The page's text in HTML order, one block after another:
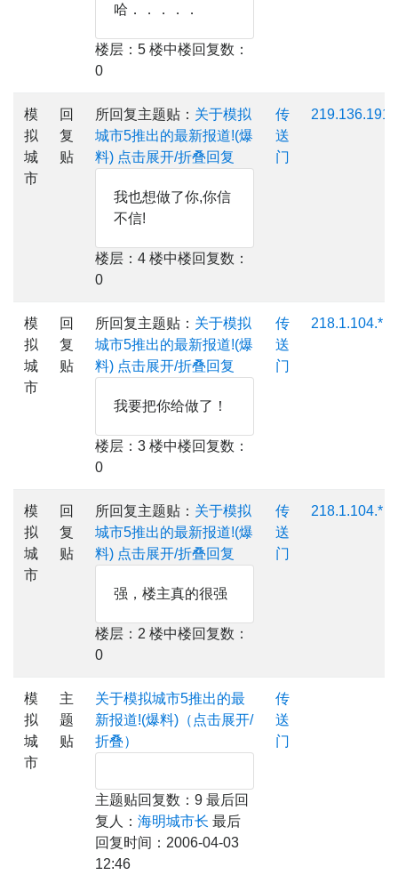
哈．．．．．
楼层：5 楼中楼回复数：
0
模
拟
城
市
回
复
贴
所回复主题贴： 关于模拟
城市5推出的最新报道!(爆
料) 点击展开/折叠回复
我也想做了你,你信
不信!
楼层：4 楼中楼回复数：
0
传
送
门
219.136.191.*
模
拟
城
市
回
复
贴
所回复主题贴： 关于模拟
城市5推出的最新报道!(爆
料) 点击展开/折叠回复
我要把你给做了！
楼层：3 楼中楼回复数：
0
传
送
门
218.1.104.*
模
拟
城
市
回
复
贴
所回复主题贴： 关于模拟
城市5推出的最新报道!(爆
料) 点击展开/折叠回复
强，楼主真的很强
楼层：2 楼中楼回复数：
0
传
送
门
218.1.104.*
模
拟
城
市
主
题
贴
关于模拟城市5推出的最
新报道!(爆料)（点击展开/
折叠）
主题贴回复数：9 最后回
复人： 海明城市长 最后
回复时间：2006-04-03
12:46
传
送
门